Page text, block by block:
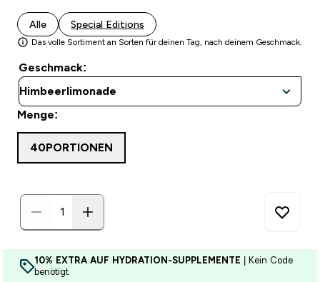
Alle Special Editions
Das volle Sortiment an Sorten für deinen Tag, nach deinem Geschmack.
Geschmack:
Menge:
40PORTIONEN
10% EXTRA AUF HYDRATION-SUPPLEMENTE | Kein Code
benötigt